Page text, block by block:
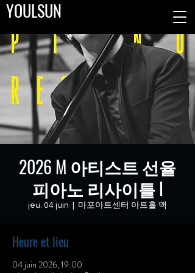
YOULSUN
2026 M 아티스트 선율
피아노 리사이틀 I
jeu. 04 juin 마포아트센터 아트홀 맥
Heure et lieu
04 juin 2026, 19:00